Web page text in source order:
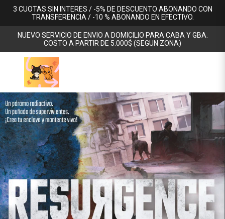
3 CUOTAS SIN INTERES / -5% DE DESCUENTO ABONANDO CON
TRANSFERENCIA / -10 % ABONANDO EN EFECTIVO.
NUEVO SERVICIO DE ENVIO A DOMICILIO PARA CABA Y GBA.
COSTO A PARTIR DE 5.000$ (SEGUN ZONA)